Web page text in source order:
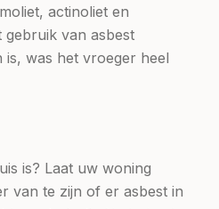
actinoliet en
van asbest
was het vroeger heel
is? Laat uw woning
van te zijn of er asbest in